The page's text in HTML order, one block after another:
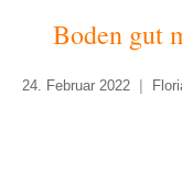
Boden gut
24. Februar 2022